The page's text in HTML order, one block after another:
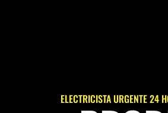
ELECTRICISTA URGENTE 24